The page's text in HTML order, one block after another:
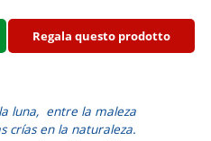
Regala questo prodotto
luna, entre la maleza
crías en la naturaleza.